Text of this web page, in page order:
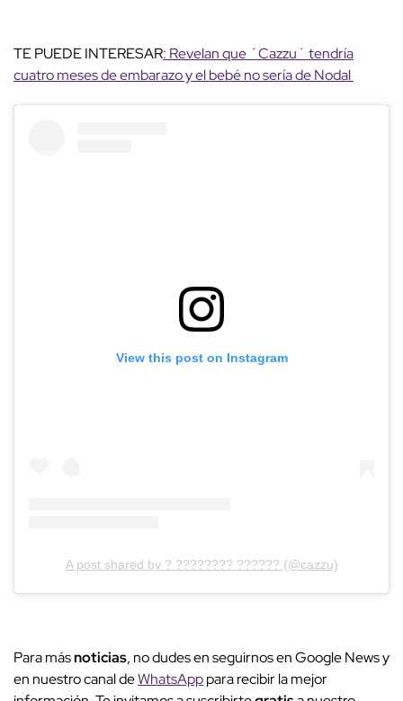
TE PUEDE INTERESAR: Revelan que ´Cazzu´ tendría
cuatro meses de embarazo y el bebé no sería de Nodal
View this post on Instagram
A post shared by ? ???????? ?????? (@cazzu)
Para másnoticias, no dudes en seguirnos en Google News y
en nuestro canal deWhatsApppara recibir la mejor